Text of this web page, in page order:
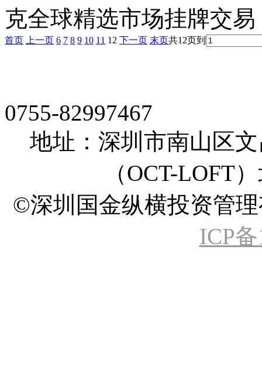
克全球精选市场挂牌交
首页 上一页 6 7 8 9 10 11 12 下一页 末页共12页到
0755-82997467
地址：深圳市南山区
（OCT-LOFT
©深圳国金纵横投资管
ICP